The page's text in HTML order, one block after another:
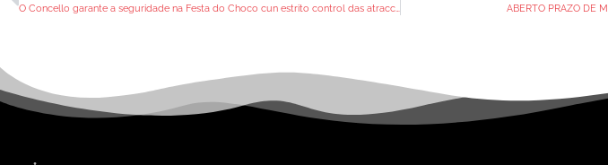
O Concello garante a seguridade na Festa do Choco cun estrito control das atraccións ABERTO PRAZO DE